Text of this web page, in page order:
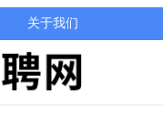
关于我们